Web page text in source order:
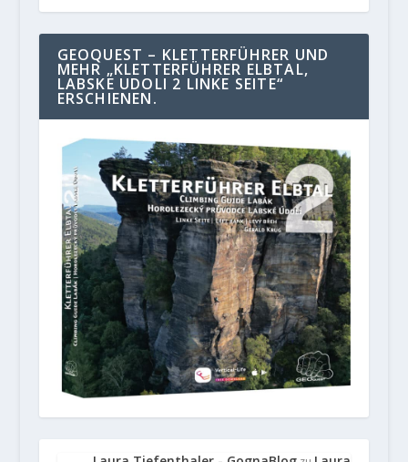
GEOQUEST – KLETTERFÜHRER UND
MEHR „KLETTERFÜHRER ELBTAL,
LABSKE UDOLI 2 LINKE SEITE“
ERSCHIENEN.